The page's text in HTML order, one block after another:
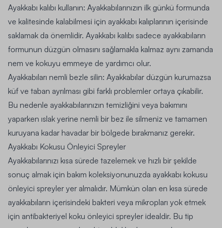
Ayakkabı kalıbı kullanın: Ayakkabılarınızın ilk günkü formunda
ve kalitesinde kalabilmesi için ayakkabı kalıplarının içerisinde
saklamak da önemlidir. Ayakkabı kalıbı sadece ayakkabıların
formunun düzgün olmasını sağlamakla kalmaz aynı zamanda
nem ve kokuyu emmeye de yardımcı olur.
Ayakkabıları nemli bezle silin: Ayakkabılar düzgün kurumazsa
küf ve taban ayrılması gibi farklı problemler ortaya çıkabilir.
Bu nedenle ayakkabılarınızın temizliğini veya bakımını
yaparken ıslak yerine nemli bir bez ile silmeniz ve tamamen
kuruyana kadar havadar bir bölgede bırakmanız gerekir.
Ayakkabı Kokusu Önleyici Spreyler
Ayakkabılarınızı kısa sürede tazelemek ve hızlı bir şekilde
sonuç almak için bakım koleksiyonunuzda ayakkabı kokusu
önleyici spreyler yer almalıdır. Mümkün olan en kısa sürede
ayakkabıların içerisindeki bakteri veya mikropları yok etmek
için antibakteriyel koku önleyici spreyler idealdir. Bu tip